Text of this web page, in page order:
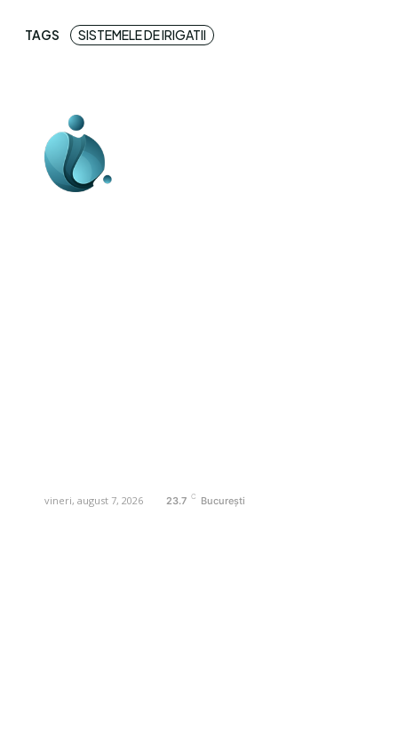
TAGS SISTEMELE DE IRIGATII
vineri, august 7, 2026 23.7 C București